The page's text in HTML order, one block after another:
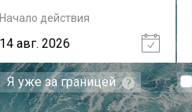
Начало действия
Я уже за границей